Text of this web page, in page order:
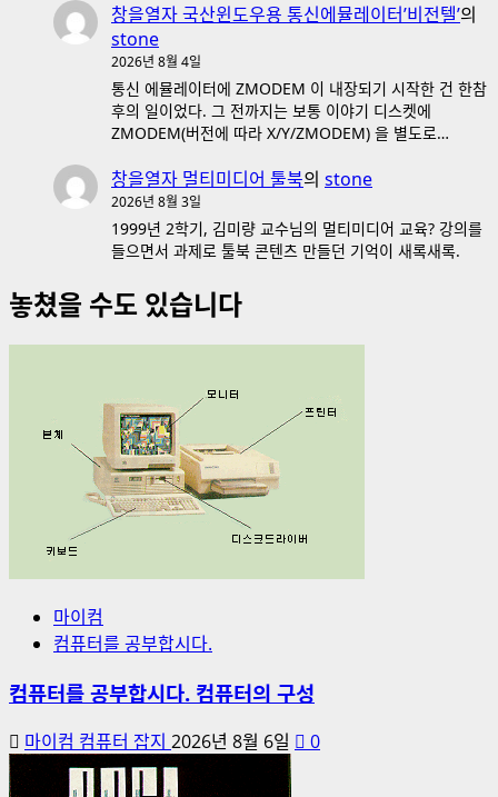
창을열자 국산윈도우용 통신에뮬레이터’비전텔’의
stone
2026년 8월 4일
통신 에뮬레이터에 ZMODEM 이 내장되기 시작한 건 한참
후의 일이었다. 그 전까지는 보통 이야기 디스켓에
ZMODEM(버전에 따라 X/Y/ZMODEM) 을 별도로…
창을열자 멀티미디어 툴북의 stone
2026년 8월 3일
1999년 2학기, 김미량 교수님의 멀티미디어 교육? 강의를
들으면서 과제로 툴북 콘텐츠 만들던 기억이 새록새록.
놓쳤을 수도 있습니다
마이컴
컴퓨터를 공부합시다.
컴퓨터를 공부합시다. 컴퓨터의 구성
마이컴 컴퓨터 잡지 2026년 8월 6일 0